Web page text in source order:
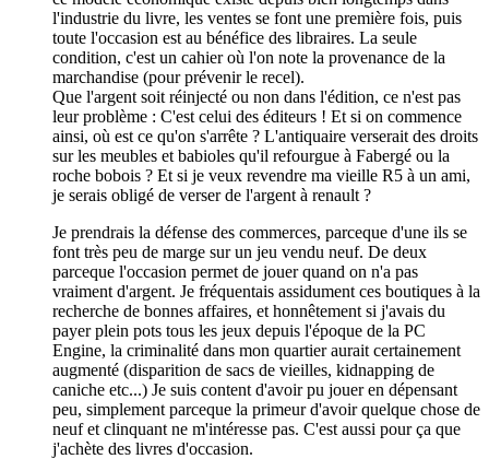
l'industrie du livre, les ventes se font une première fois, puis
toute l'occasion est au bénéfice des libraires. La seule
condition, c'est un cahier où l'on note la provenance de la
marchandise (pour prévenir le recel).
Que l'argent soit réinjecté ou non dans l'édition, ce n'est pas
leur problème : C'est celui des éditeurs ! Et si on commence
ainsi, où est ce qu'on s'arrête ? L'antiquaire verserait des droits
sur les meubles et babioles qu'il refourgue à Fabergé ou la
roche bobois ? Et si je veux revendre ma vieille R5 à un ami,
je serais obligé de verser de l'argent à renault ?
Je prendrais la défense des commerces, parceque d'une ils se
font très peu de marge sur un jeu vendu neuf. De deux
parceque l'occasion permet de jouer quand on n'a pas
vraiment d'argent. Je fréquentais assidument ces boutiques à la
recherche de bonnes affaires, et honnêtement si j'avais du
payer plein pots tous les jeux depuis l'époque de la PC
Engine, la criminalité dans mon quartier aurait certainement
augmenté (disparition de sacs de vieilles, kidnapping de
caniche etc...) Je suis content d'avoir pu jouer en dépensant
peu, simplement parceque la primeur d'avoir quelque chose de
neuf et clinquant ne m'intéresse pas. C'est aussi pour ça que
j'achète des livres d'occasion.